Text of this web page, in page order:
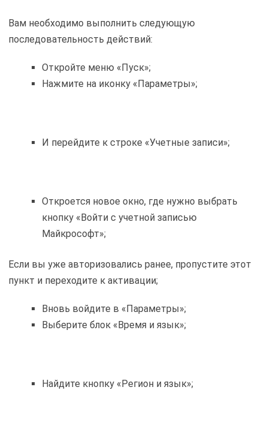
Вам необходимо выполнить следующую
последовательность действий:
Откройте меню «Пуск»;
Нажмите на иконку «Параметры»;
И перейдите к строке «Учетные записи»;
Откроется новое окно, где нужно выбрать
кнопку «Войти с учетной записью
Майкрософт»;
Если вы уже авторизовались ранее, пропустите этот
пункт и переходите к активации;
Вновь войдите в «Параметры»;
Выберите блок «Время и язык»;
Найдите кнопку «Регион и язык»;